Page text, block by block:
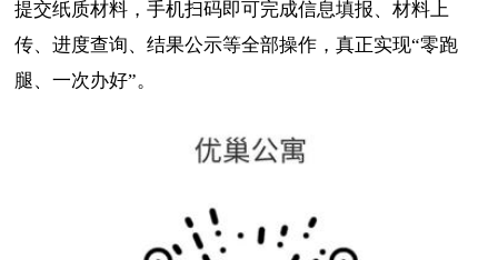
提交纸质材料，手机扫码即可完成信息填报、材料上
传、进度查询、结果公示等全部操作，真正实现“零跑
腿、一次办好”。